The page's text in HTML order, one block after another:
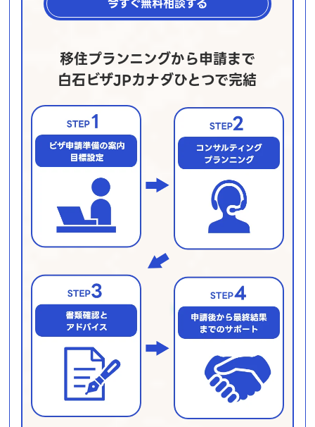
移住プランニングから申請まで
白石ビザJPカナダひとつで完結